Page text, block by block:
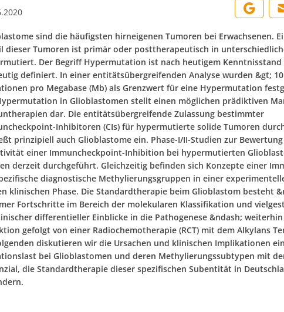
sind die häufigsten hirneigenen Tumoren bei Erwachsenen.
dieser Tumoren ist primär oder posttherapeutisch in
Der Begriff Hypermutation ist nach heutigem Kenntnisstand
definiert. In einer entitätsübergreifenden Analyse wurden &gt; 10
pro Megabase (Mb) als Grenzwert für eine Hypermutation
in Glioblastomen stellt einen möglichen prädiktiven
dar. Die entitätsübergreifende Zulassung bestimmter
Inhibitoren (CIs) für hypermutierte solide Tumoren
prinzipiell auch Glioblastome ein. Phase-I/II-Studien zur
einer Immuncheckpoint-Inhibition bei hypermutierten
derzeit durchgeführt. Gleichzeitig befinden sich Konzepte einer
diagnostische Methylierungsgruppen in einer
klinischen Phase. Die Standardtherapie beim Glioblastom besteht
Fortschritte im Bereich der molekularen Klassifikation und
differentieller Einblicke in die Pathogenese &ndash;
gefolgt von einer Radiochemotherapie (RCT) mit dem Alkylans
diskutieren wir die Ursachen und klinischen Implikationen
bei Glioblastomen und deren Methylierungssubtypen mit
die Standardtherapie dieser spezifischen Subentität in